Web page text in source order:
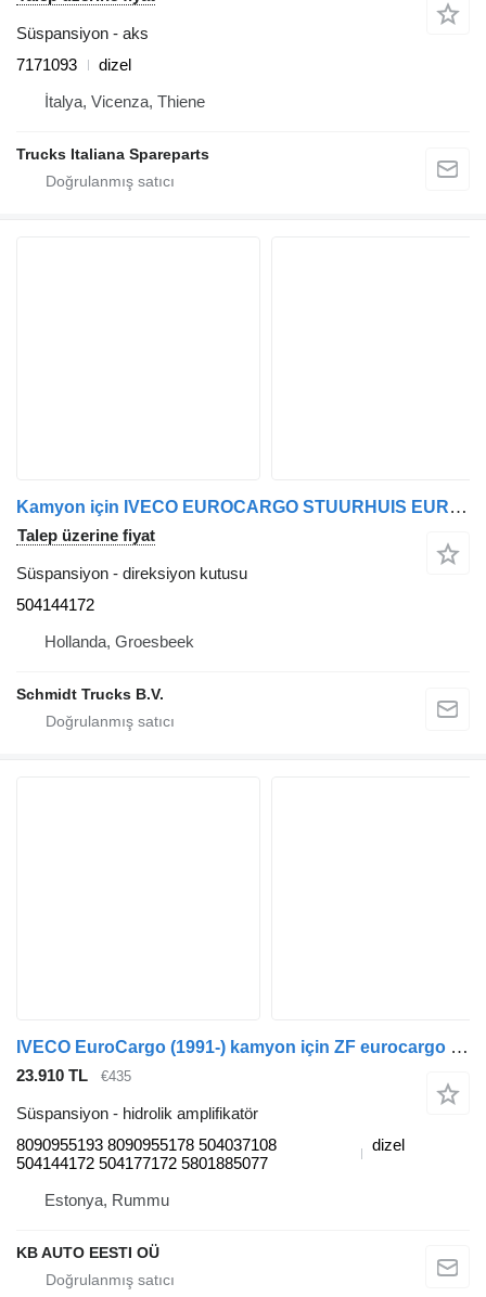
Süspansiyon - aks
7171093
dizel
İtalya, Vicenza, Thiene
Trucks Italiana Spareparts
Kamyon için IVECO EUROCARGO STUURHUIS EURO 5 504144172 direksiyon kutusu
Talep üzerine fiyat
Süspansiyon - direksiyon kutusu
504144172
Hollanda, Groesbeek
Schmidt Trucks B.V.
IVECO EuroCargo (1991-) kamyon için ZF eurocargo (01.91-) 8090955193 hidrolik amplifikatör
23.910 TL €435
Süspansiyon - hidrolik amplifikatör
8090955193 8090955178 504037108
504144172 504177172 5801885077
dizel
Estonya, Rummu
KB AUTO EESTI OÜ